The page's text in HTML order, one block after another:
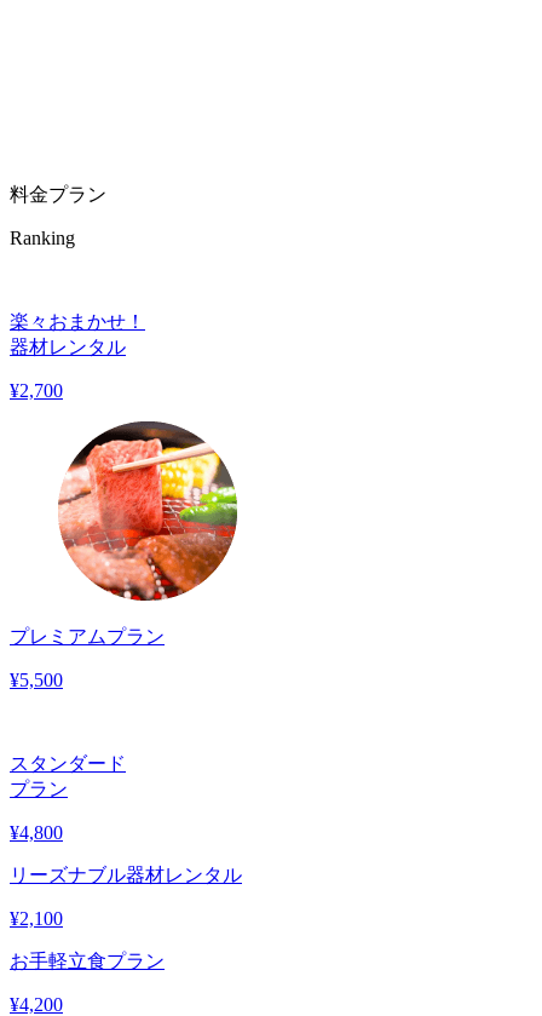
料金プラン
Ranking
楽々おまかせ！
器材レンタル
¥2,700
プレミアムプラン
¥5,500
スタンダード
プラン
¥4,800
リーズナブル器材レンタル
¥2,100
お手軽立食プラン
¥4,200